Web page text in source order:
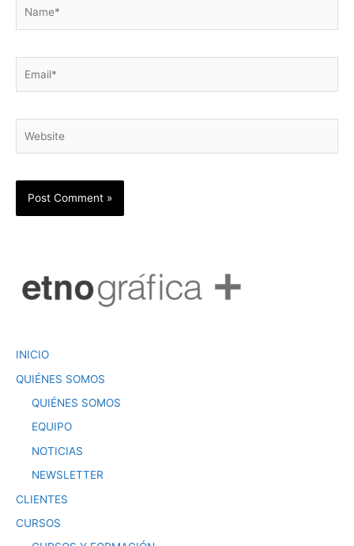
INICIO
QUIÉNES SOMOS
QUIÉNES SOMOS
EQUIPO
NOTICIAS
NEWSLETTER
CLIENTES
CURSOS